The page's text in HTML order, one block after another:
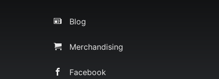
Blog
Merchandising
Facebook